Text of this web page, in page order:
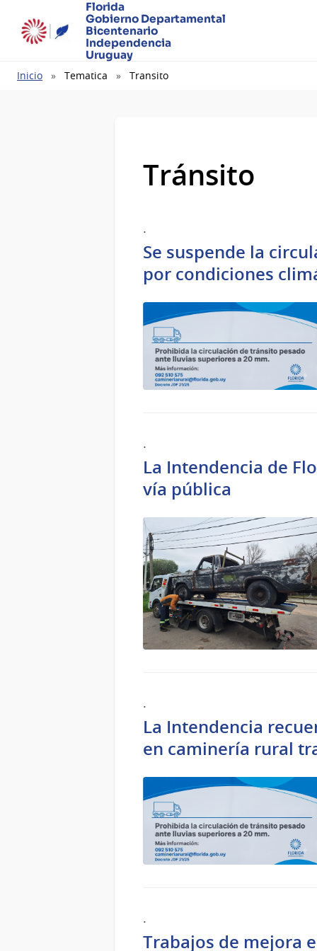
Florida
Gobierno Departamental
Bicentenario
Independencia
Uruguay
Ruta
Inicio Tematica Transito
Tránsito
.
Se suspende la
por condiciones
.
La Intendencia de
vía pública
.
La Intendencia
en caminería rural
.
Trabajos de mejora